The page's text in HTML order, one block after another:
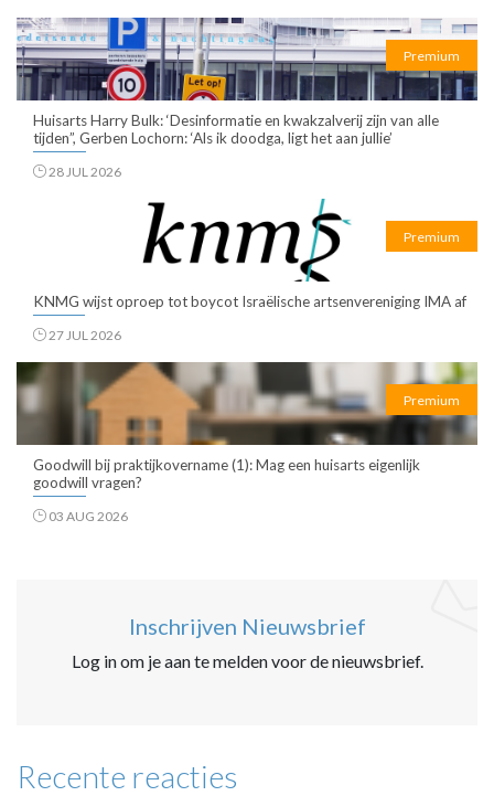
Premium
Huisarts Harry Bulk: ‘Desinformatie en kwakzalverij zijn van alle
tijden”, Gerben Lochorn: ‘Als ik doodga, ligt het aan jullie’
28 JUL 2026
Premium
KNMG wijst oproep tot boycot Israëlische artsenvereniging IMA af
27 JUL 2026
Premium
Goodwill bij praktijkovername (1): Mag een huisarts eigenlijk
goodwill vragen?
03 AUG 2026
Inschrijven Nieuwsbrief
Log in om je aan te melden voor de nieuwsbrief.
Recente reacties